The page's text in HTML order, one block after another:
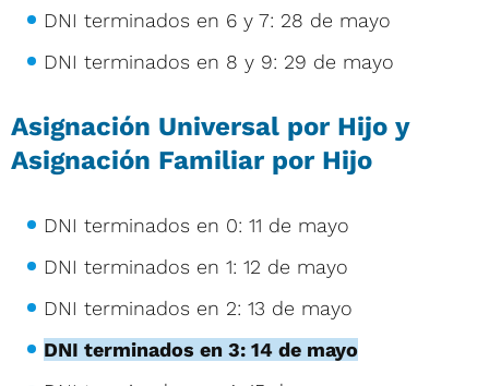
DNI terminados en 6 y 7: 28 de mayo
DNI terminados en 8 y 9: 29 de mayo
Asignación Universal por Hijo y
Asignación Familiar por Hijo
DNI terminados en 0: 11 de mayo
DNI terminados en 1: 12 de mayo
DNI terminados en 2: 13 de mayo
DNI terminados en 3: 14 de mayo